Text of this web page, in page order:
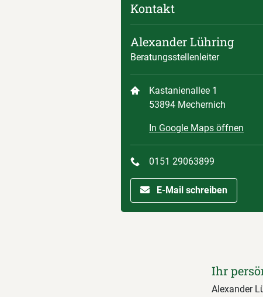
Kontakt
Alexander Lühring
Beratungsstellenleiter
Kastanienallee 1
53894 Mechernich
In Google Maps öffnen
0151 29063899
E-Mail schreiben
Ihr
Alexander